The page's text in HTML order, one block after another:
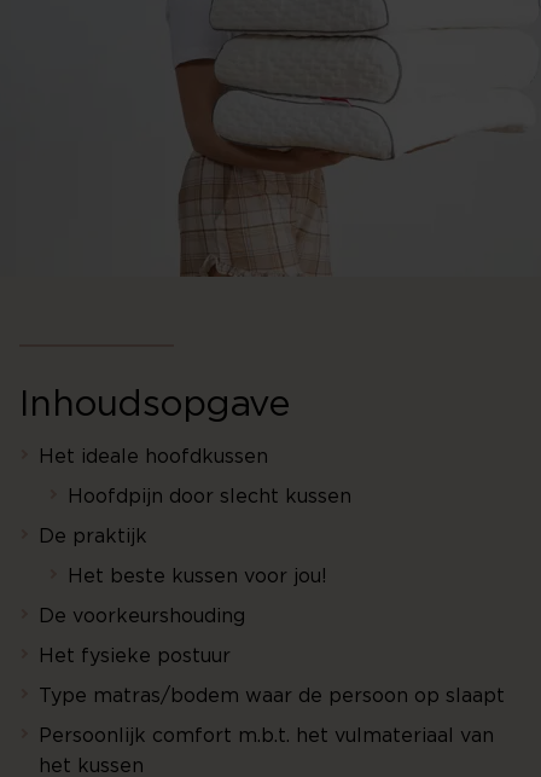
Inhoudsopgave
Het ideale hoofdkussen
Hoofdpijn door slecht kussen
De praktijk
Het beste kussen voor jou!
De voorkeurshouding
Het fysieke postuur
Type matras/bodem waar de persoon op slaapt
Persoonlijk comfort m.b.t. het vulmateriaal van
het kussen